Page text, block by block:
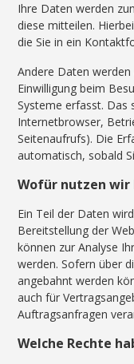
Ihre Daten werden
diese mitteilen.
die Sie in ein
Andere Daten
Einwilligung beim
Systeme erfasst. Das
Internetbrowser,
Seitenaufrufs). Die
automatisch, sobald
Wofür nutzen wir
Ein Teil der Daten
Bereitstellung der
können zur Analyse
werden. Sofern über
angebahnt werden
auch für
Auftragsanfragen
Welche Rechte